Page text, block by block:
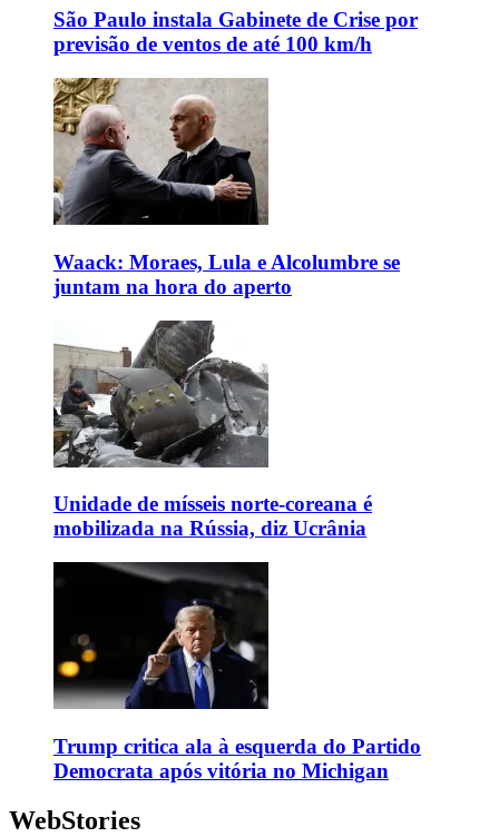
São Paulo instala Gabinete de Crise por
previsão de ventos de até 100 km/h
Waack: Moraes, Lula e Alcolumbre se
juntam na hora do aperto
Unidade de mísseis norte-coreana é
mobilizada na Rússia, diz Ucrânia
Trump critica ala à esquerda do Partido
Democrata após vitória no Michigan
WebStories